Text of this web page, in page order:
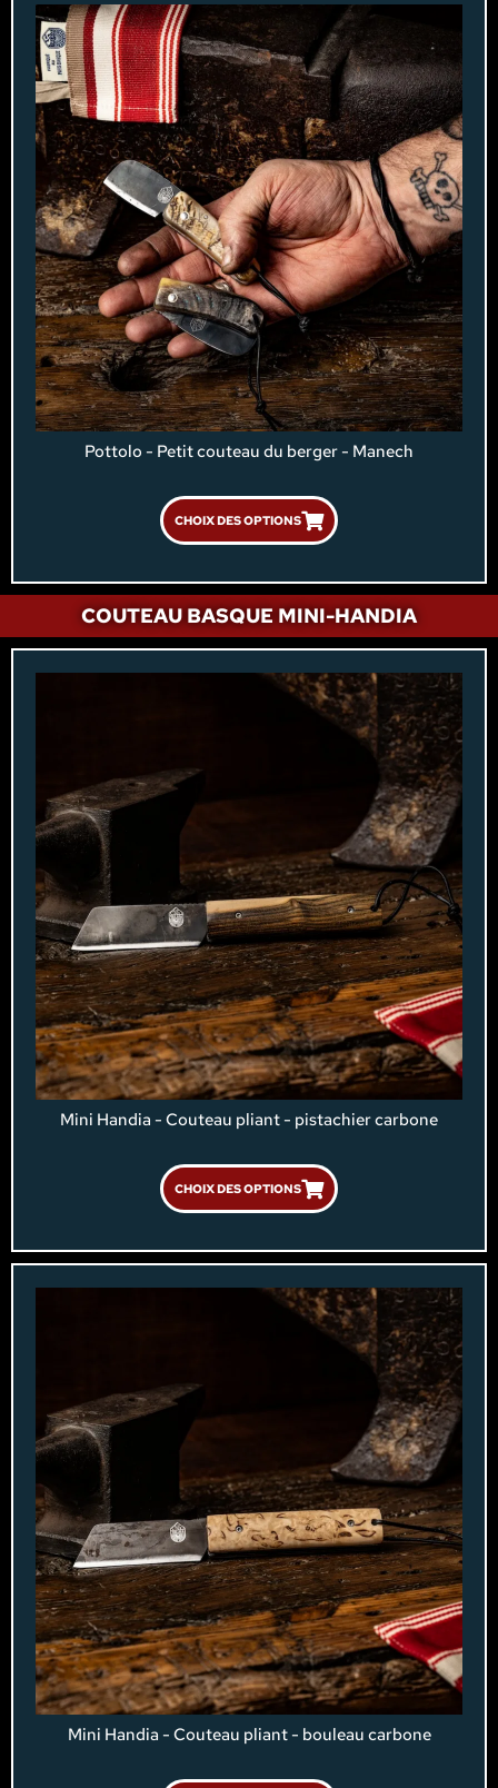
Pottolo - Petit couteau du berger - Manech
CHOIX DES OPTIONS
COUTEAU BASQUE MINI-HANDIA
Mini Handia - Couteau pliant - pistachier carbone
CHOIX DES OPTIONS
Mini Handia - Couteau pliant - bouleau carbone